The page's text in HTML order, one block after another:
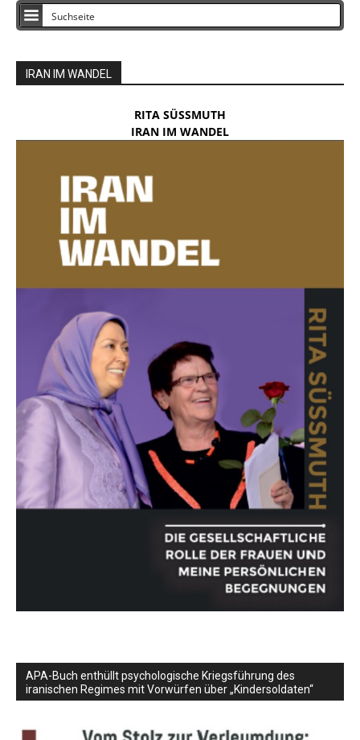
IRAN IM WANDEL
RITA SÜSSMUTH
IRAN IM WANDEL
APA-Buch enthüllt psychologische Kriegsführung des
iranischen Regimes mit Vorwürfen über „Kindersoldaten“